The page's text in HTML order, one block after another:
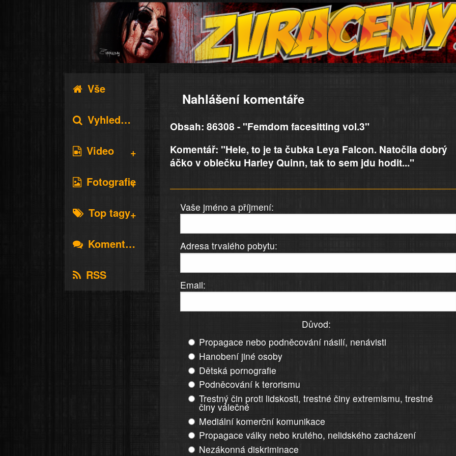
Vše
Vyhledávání
Video
Fotografie
Top tagy
Komentáře
RSS
Nahlášení komentáře
Obsah: 86308 - "Femdom facesitting vol.3"
Komentář: "Hele, to je ta čubka Leya Falcon. Natočila dobrý
áčko v oblečku Harley Quinn, tak to sem jdu hodit..."
Vaše jméno a příjmení:
Adresa trvalého pobytu:
Email:
Důvod:
Propagace nebo podněcování násilí, nenávisti
Hanobení jiné osoby
Dětská pornografie
Podněcování k terorismu
Trestný čin proti lidskosti, trestné činy extremismu, trestné
činy válečné
Mediální komerční komunikace
Propagace války nebo krutého, nelidského zacházení
Nezákonná diskriminace